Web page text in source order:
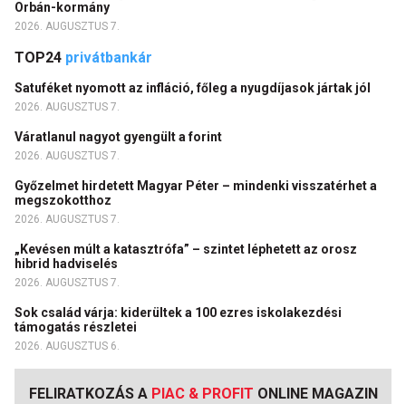
Orbán-kormány
2026. AUGUSZTUS 7.
TOP24 privátbankár
Satuféket nyomott az infláció, főleg a nyugdíjasok jártak jól
2026. AUGUSZTUS 7.
Váratlanul nagyot gyengült a forint
2026. AUGUSZTUS 7.
Győzelmet hirdetett Magyar Péter – mindenki visszatérhet a
megszokotthoz
2026. AUGUSZTUS 7.
„Kevésen múlt a katasztrófa” – szintet léphetett az orosz
hibrid hadviselés
2026. AUGUSZTUS 7.
Sok család várja: kiderültek a 100 ezres iskolakezdési
támogatás részletei
2026. AUGUSZTUS 6.
FELIRATKOZÁS A PIAC & PROFIT ONLINE MAGAZIN